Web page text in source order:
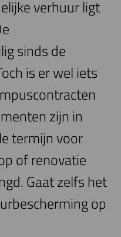
verhuur ligt
sinds de
is er wel iets
zijn in
termijn voor
of renovatie
Gaat zelfs het
op